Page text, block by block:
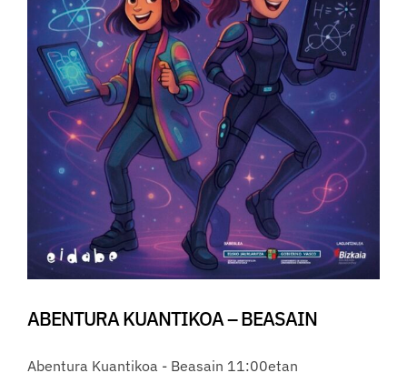
ABENTURA KUANTIKOA – BEASAIN
Abentura Kuantikoa - Beasain 11:00etan